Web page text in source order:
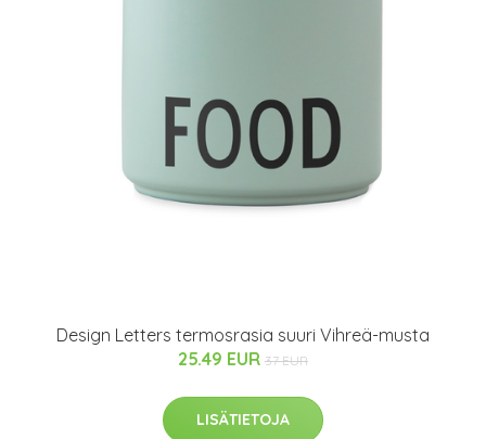
Design Letters termosrasia suuri Vihreä-musta
25.49 EUR 37 EUR
LISÄTIETOJA